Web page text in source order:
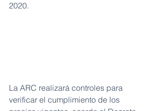
2020.
La ARC realizará controles para
verificar el cumplimiento de los